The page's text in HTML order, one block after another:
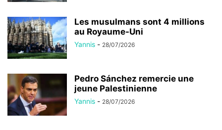
Les musulmans sont 4 millions
au Royaume-Uni
Yannis - 28/07/2026
Pedro Sánchez remercie une
jeune Palestinienne
Yannis - 28/07/2026